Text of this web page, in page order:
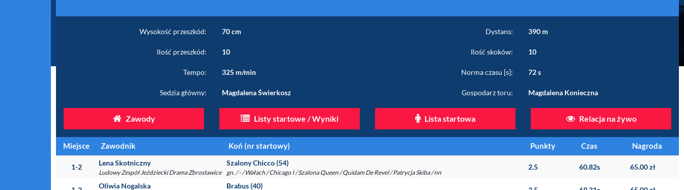
Wysokość przeszkód: 70 cm Dystans: 390 m
Ilość przeszkód: 10 Ilość skoków: 10
Tempo: 325 m/min Norma czasu [s]: 72 s
Sedzia główny: Magdalena Świerkosz Gospodarz toru: Magdalena Konieczna
Zawody Listy startowe / Wyniki Lista startowa Relacja na żywo
Miejsce Zawodnik Koń (nr startowy) Punkty Czas Nagroda
1-2 Lena Skotniczny
Ludowy Zespół Jeździecki Drama Zbrosławice
Szalony Chicco (54)
gn. / - / Wałach / Chicago I / Szalona Queen / Quidam De Revel / Patrycja Skiba / nn
2.5 60.82s 65.00 zł
Oliwia Nogalska Brabus (40)